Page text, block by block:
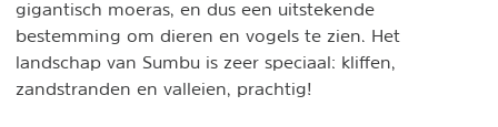
gigantisch moeras, en dus een uitstekende
bestemming om dieren en vogels te zien. Het
landschap van Sumbu is zeer speciaal: kliffen,
zandstranden en valleien, prachtig!